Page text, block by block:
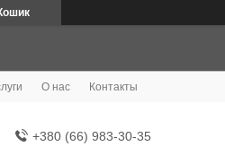
О нас Контакты
+380 (66) 983-30-35